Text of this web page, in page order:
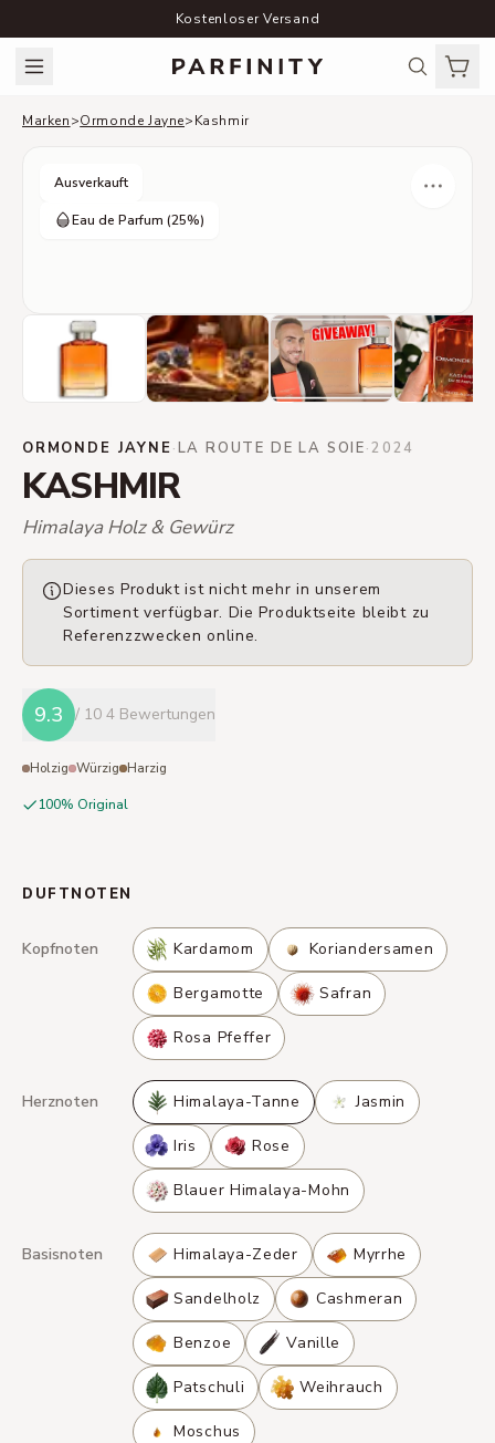
Kostenloser Versand
Marken>Ormonde Jayne>Kashmir
Ausverkauft
Eau de Parfum (25%)
ORMONDE JAYNE·LA ROUTE DE LA SOIE·2024
KASHMIR
Himalaya Holz & Gewürz
Dieses Produkt ist nicht mehr in unserem
Sortiment verfügbar. Die Produktseite bleibt zu
Referenzzwecken online.
9.3 / 10 4 Bewertungen
Holzig Würzig Harzig
100% Original
DUFTNOTEN
Kopfnoten Kardamom Koriandersamen
Bergamotte Safran
Rosa Pfeffer
Herznoten Himalaya-Tanne Jasmin
Iris Rose
Blauer Himalaya-Mohn
Basisnoten Himalaya-Zeder Myrrhe
Sandelholz Cashmeran
Benzoe Vanille
Patschuli Weihrauch
Moschus